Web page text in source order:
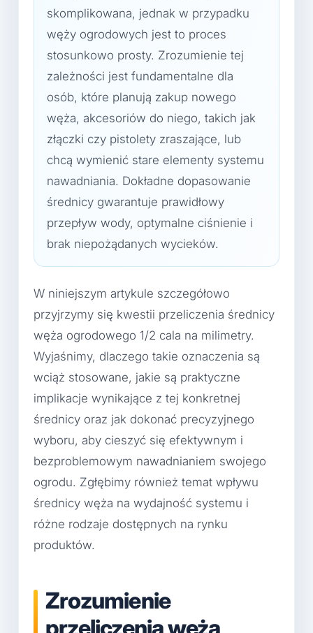
skomplikowana, jednak w przypadku
węży ogrodowych jest to proces
stosunkowo prosty. Zrozumienie tej
zależności jest fundamentalne dla
osób, które planują zakup nowego
węża, akcesoriów do niego, takich jak
złączki czy pistolety zraszające, lub
chcą wymienić stare elementy systemu
nawadniania. Dokładne dopasowanie
średnicy gwarantuje prawidłowy
przepływ wody, optymalne ciśnienie i
brak niepożądanych wycieków.
W niniejszym artykule szczegółowo
przyjrzymy się kwestii przeliczenia średnicy
węża ogrodowego 1/2 cala na milimetry.
Wyjaśnimy, dlaczego takie oznaczenia są
wciąż stosowane, jakie są praktyczne
implikacje wynikające z tej konkretnej
średnicy oraz jak dokonać precyzyjnego
wyboru, aby cieszyć się efektywnym i
bezproblemowym nawadnianiem swojego
ogrodu. Zgłębimy również temat wpływu
średnicy węża na wydajność systemu i
różne rodzaje dostępnych na rynku
produktów.
Zrozumienie